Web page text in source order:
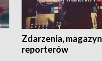
Zdarzenia, magazyn
reporterów